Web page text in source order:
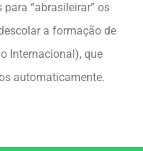
“abrasileirar” os
a formação de
Internacional), que
automaticamente.